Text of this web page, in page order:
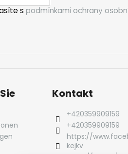
s podmínkami ochrany
Kontakt
+420359909159
+420359909159
https://
kejkv